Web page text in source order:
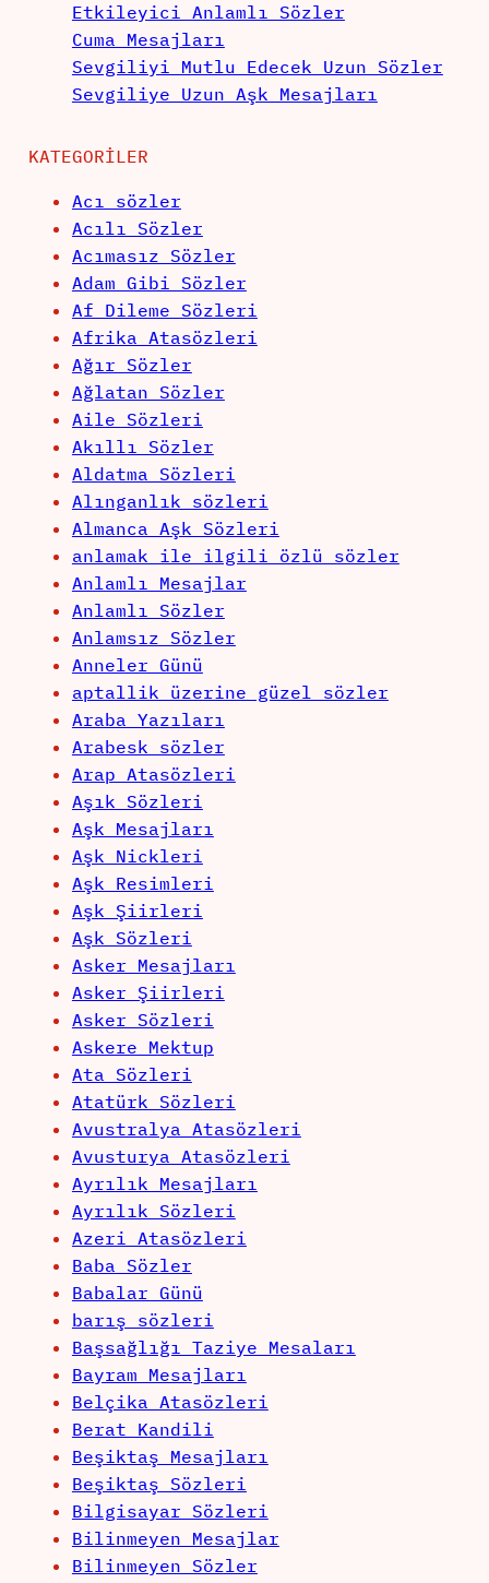
Etkileyici Anlamlı Sözler
Cuma Mesajları
Sevgiliyi Mutlu Edecek Uzun Sözler
Sevgiliye Uzun Aşk Mesajları
KATEGORILER
Acı sözler
Acılı Sözler
Acımasız Sözler
Adam Gibi Sözler
Af Dileme Sözleri
Afrika Atasözleri
Ağır Sözler
Ağlatan Sözler
Aile Sözleri
Akıllı Sözler
Aldatma Sözleri
Alınganlık sözleri
Almanca Aşk Sözleri
anlamak ile ilgili özlü sözler
Anlamlı Mesajlar
Anlamlı Sözler
Anlamsız Sözler
Anneler Günü
aptallik üzerine güzel sözler
Araba Yazıları
Arabesk sözler
Arap Atasözleri
Aşık Sözleri
Aşk Mesajları
Aşk Nickleri
Aşk Resimleri
Aşk Şiirleri
Aşk Sözleri
Asker Mesajları
Asker Şiirleri
Asker Sözleri
Askere Mektup
Ata Sözleri
Atatürk Sözleri
Avustralya Atasözleri
Avusturya Atasözleri
Ayrılık Mesajları
Ayrılık Sözleri
Azeri Atasözleri
Baba Sözler
Babalar Günü
barış sözleri
Başsağlığı Taziye Mesaları
Bayram Mesajları
Belçika Atasözleri
Berat Kandili
Beşiktaş Mesajları
Beşiktaş Sözleri
Bilgisayar Sözleri
Bilinmeyen Mesajlar
Bilinmeyen Sözler